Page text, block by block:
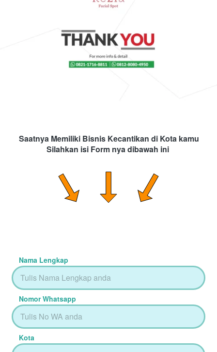
Saatnya Memiliki Bisnis Kecantikan di Kota kamu
Silahkan isi Form nya dibawah ini
Nama Lengkap
Nomor Whatsapp
Kota